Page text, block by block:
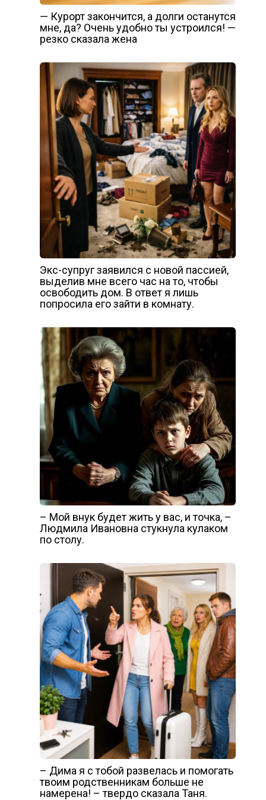
— Курорт закончится, а долги останутся
мне, да? Очень удобно ты устроился! —
резко сказала жена
Экс-супруг заявился с новой пассией,
выделив мне всего час на то, чтобы
освободить дом. В ответ я лишь
попросила его зайти в комнату.
– Мой внук будет жить у вас, и точка, –
Людмила Ивановна стукнула кулаком
по столу.
– Дима я с тобой развелась и помогать
твоим родственникам больше не
намерена! – твердо сказала Таня.